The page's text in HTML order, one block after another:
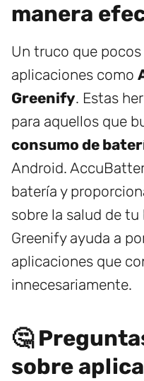
manera
Un truco que
aplicaciones como
Greenify. Estas
para aquellos que
consumo de
Android.
batería y
sobre la salud de
Greenify ayuda a
aplicaciones que
innecesariamente.
🤔
sobre